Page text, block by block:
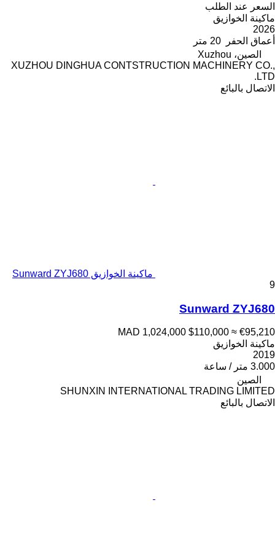
السعر عند الطلب
ماكينة الخوازيق
2026
أعماق الحفر
20 متر
الصين، Xuzhou
XUZHOU DINGHUA CONTSTRUCTION MACHINERY CO.,
LTD.
الاتصال بالبائع
ماكينة الخوازيق Sunward ZYJ680
9
Sunward ZYJ680
MAD 1,024,000 $110,000 ≈ €95,210
ماكينة الخوازيق
2019
3.000 متر / ساعة
الصين
SHUNXIN INTERNATIONAL TRADING LIMITED
الاتصال بالبائع